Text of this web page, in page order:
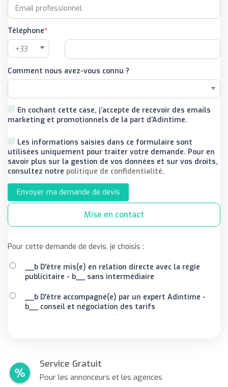
Téléphone
Comment nous avez-vous connu ?
En cochant cette case, j’accepte de recevoir des emails
marketing et promotionnels de la part d’Adintime.
Les informations saisies dans ce formulaire sont
utilisées uniquement pour traiter votre demande. Pour en
savoir plus sur la gestion de vos données et sur vos droits,
consultez notre politique de confidentialité.
Envoyer ma demande de devis
Mise en contact
Pour cette demande de devis, je choisis :
__b D'être mis(e) en relation directe avec la régie
publicitaire - b__ sans intermédiaire
__b D'être accompagné(e) par un expert Adintime -
b__ conseil et négociation des tarifs
Service Gratuit
Pour les annonceurs et les agences